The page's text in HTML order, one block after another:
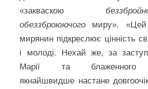
«закваскою
обеззброюючого миру». «Цей
мирянин підкреслює цінність
і молоді. Нехай же, за
Марії та блаженного
якнайшвидше настане